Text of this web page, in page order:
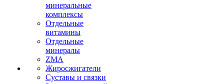
минеральные
комплексы
Отдельные
витамины
Отдельные
минералы
ZMA
Жиросжигатели
Суставы и связки